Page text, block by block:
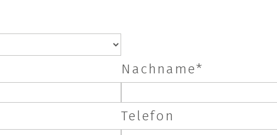
Nachname*
Telefon